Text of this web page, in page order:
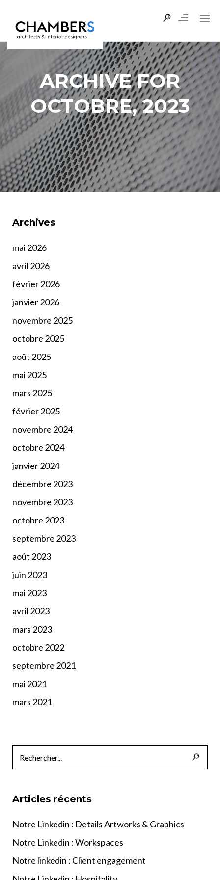
ARCHIVE FOR
OCTOBRE, 2023
Archives
mai 2026
avril 2026
février 2026
janvier 2026
novembre 2025
octobre 2025
août 2025
mai 2025
mars 2025
février 2025
novembre 2024
octobre 2024
janvier 2024
décembre 2023
novembre 2023
octobre 2023
septembre 2023
août 2023
juin 2023
mai 2023
avril 2023
mars 2023
octobre 2022
septembre 2021
mai 2021
mars 2021
Articles récents
Notre Linkedin : Details Artworks & Graphics
Notre Linkedin : Workspaces
Notre linkedin : Client engagement